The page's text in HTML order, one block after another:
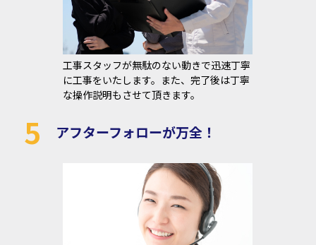
工事スタッフが無駄のない動きで迅速丁寧
に工事をいたします。また、完了後は丁寧
な操作説明もさせて頂きます。
5 アフターフォローが万全！